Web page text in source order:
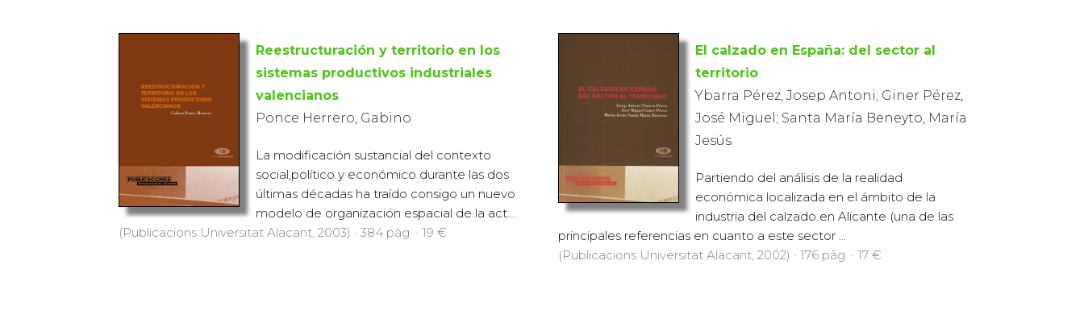
Reestructuración y territorio en los
sistemas productivos industriales
valencianos
Ponce Herrero, Gabino
La modificación sustancial del contexto
social,político y económico durante las dos
últimas décadas ha traído consigo un nuevo
modelo de organización espacial de la act...
(Publicacions Universitat Alacant, 2003) · 384 pàg. · 19 €
El calzado en España: del sector al
territorio
Ybarra Pérez, Josep Antoni; Giner Pérez,
José Miguel; Santa María Beneyto, María
Jesús
Partiendo del análisis de la realidad
económica localizada en el ámbito de la
industria del calzado en Alicante (una de las
principales referencias en cuanto a este sector ...
(Publicacions Universitat Alacant, 2002) · 176 pàg. · 17 €